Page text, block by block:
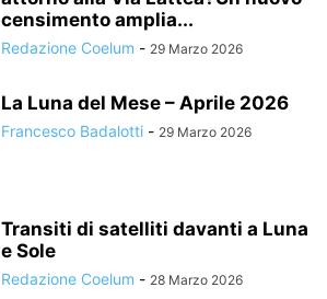
censimento amplia...
Redazione Coelum - 29 Marzo 2026
La Luna del Mese – Aprile 2026
Francesco Badalotti - 29 Marzo 2026
Transiti di satelliti davanti a Luna
e Sole
Redazione Coelum - 28 Marzo 2026